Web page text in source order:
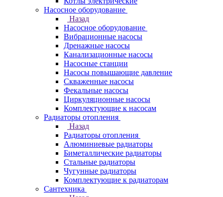
Насосное оборудование
Назад
Насосное оборудование
Вибрационные насосы
Дренажные насосы
Канализационные насосы
Насосные станции
Насосы повышающие давление
Скваженные насосы
Фекальные насосы
Циркуляционные насосы
Комплектующие к насосам
Радиаторы отопления
Назад
Радиаторы отопления
Алюминиевые радиаторы
Биметаллические радиаторы
Стальные радиаторы
Чугунные радиаторы
Комплектующие к радиаторам
Сантехника